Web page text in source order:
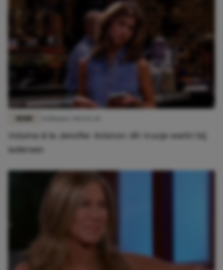
Volume à la Jennifer Aniston: dit trucje werkt bij
iedereen